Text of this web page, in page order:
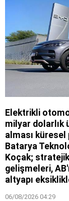
Elektrikli
milyar dolarlık
alması küresel
Batarya
Koçak;
gelişmeleri,
altyapı
06/08/2026 04:29